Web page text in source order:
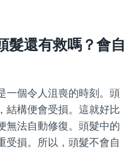
髮還有救嗎？會自
一個令人沮喪的時刻。頭
結構便會受損。這就好比
無法自動修復。頭髮中的
受損。所以，頭髮不會自